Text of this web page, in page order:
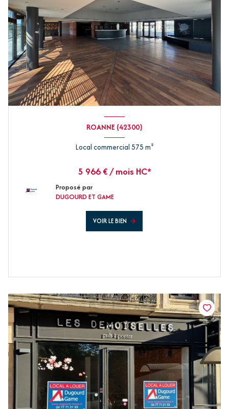
ROANNE (42300)
Local commercial 575 m²
5 966 € / mois HC*
Proposé par
DUGOURD ET GAME
VOIR LE BIEN